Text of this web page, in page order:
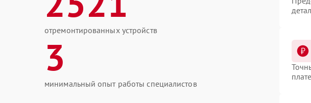
отремонтированных устройств
3
минимальный опыт работы специалистов